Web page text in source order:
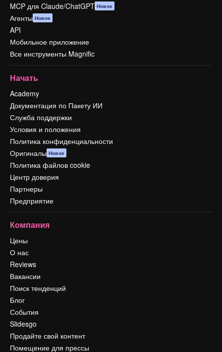
MCP для Claude/ChatGPT Новое
Агенты Новое
API
Мобильное приложение
Все инструменты Magnific
Начать
Academy
Документация по Пакету ИИ
Служба поддержки
Условия и положения
Политика конфиденциальности
Оригиналы Новое
Политика файлов cookie
Центр доверия
Партнеры
Предприятие
Компания
Цены
О нас
Reviews
Вакансии
Поиск тенденций
Блог
События
Slidesgo
Продайте свой контент
Помещение для прессы